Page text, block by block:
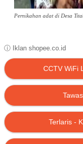
Pernikahan adat di Desa
ⓘ Iklan shopee.co.id
CCTV WiFi
Terlaris -